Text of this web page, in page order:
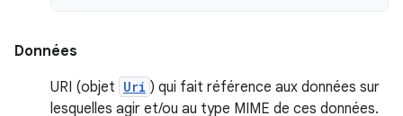
Données
URI (objet Uri ) qui fait référence aux données sur
lesquelles agir et/ou au type MIME de ces données.